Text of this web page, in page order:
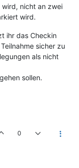
nicht an zwei
wird.
ihr das Checkin
sicher zu
als nicht
sollen.
0